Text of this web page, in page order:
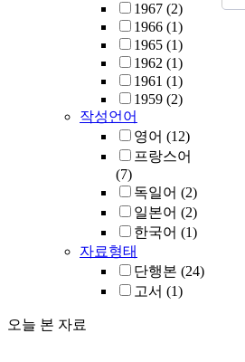
1967 (2)
1966 (1)
1965 (1)
1962 (1)
1961 (1)
1959 (2)
작성언어
영어 (12)
프랑스어
(7)
독일어 (2)
일본어 (2)
한국어 (1)
자료형태
단행본 (24)
고서 (1)
오늘 본 자료